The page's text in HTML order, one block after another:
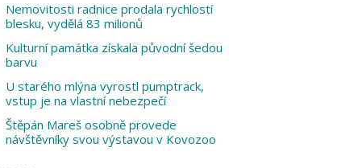
Nemovitosti radnice prodala rychlostí
blesku, vydělá 83 milionů
Kulturní památka získala původní šedou
barvu
U starého mlýna vyrostl pumptrack,
vstup je na vlastní nebezpečí
Štěpán Mareš osobně provede
návštěvníky svou výstavou v Kovozoo